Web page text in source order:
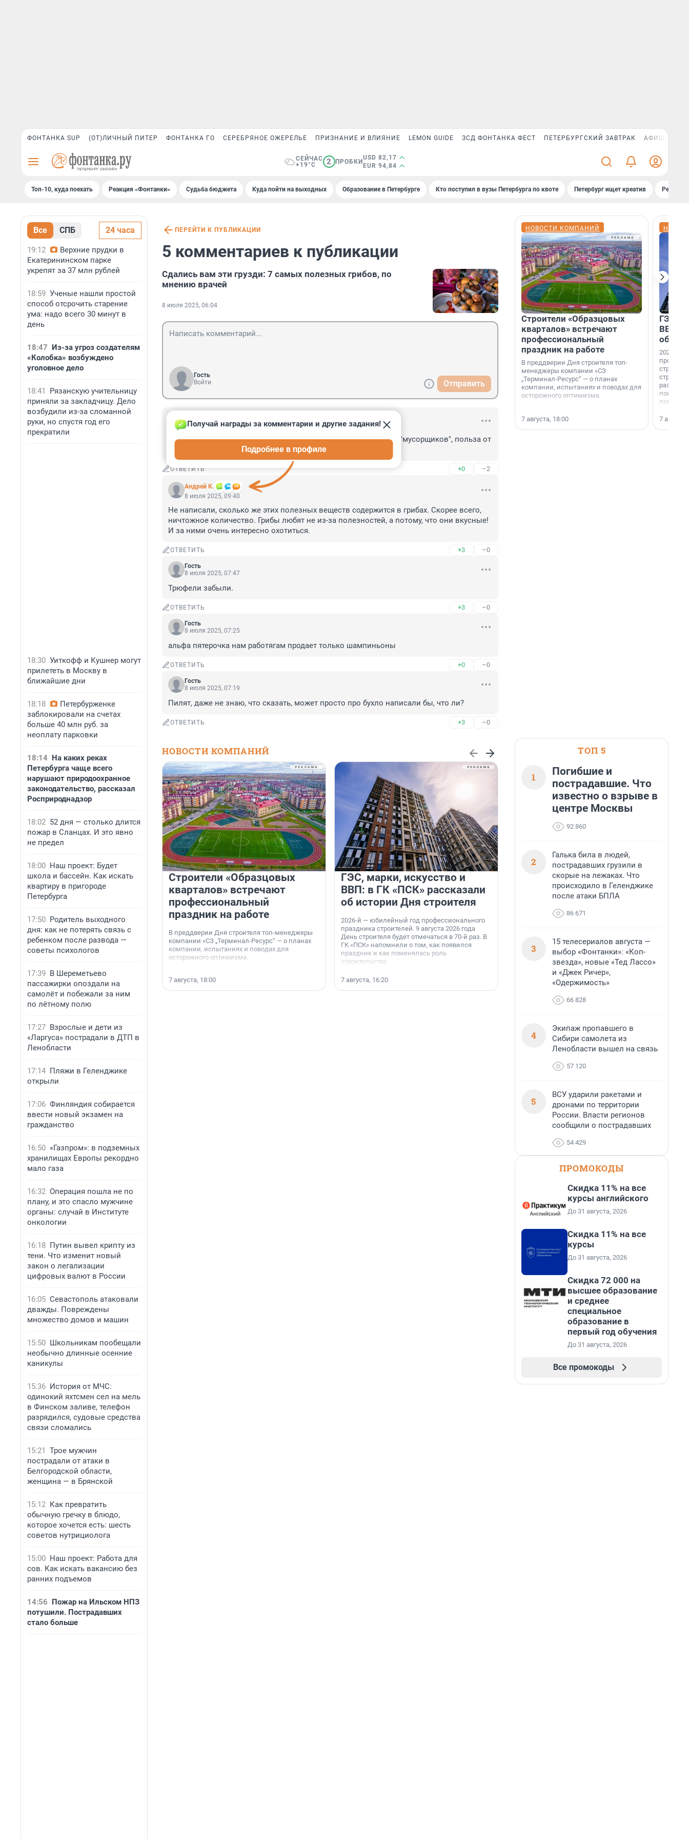
ФОНТАНКА SUP (ОТ)ЛИЧНЫЙ ПИТЕР ФОНТАНКА ГО СЕРЕБРЯНОЕ ОЖЕРЕЛЬЕ ПРИЗНАНИЕ И ВЛИЯНИЕ LEMON GUIDE ЗСД ФОНТАНКА ФЕСТ ПЕТЕРБУРГСКИЙ ЗАВТРАК АФИША PLUS
СЕЙЧАС
+19°C
2 ПРОБКИ
USD 82,17
EUR 94,84
Топ-10, куда поехать Реакция «Фонтанки» Судьба бюджета Куда пойти на выходных Образование в Петербурге Кто поступил в вузы Петербурга по квоте Петербург ищет креатив
Все СПБ 24 часа
19:12
Верхние прудки в
Екатерининском парке
укрепят за 37 млн рублей
18:59 Ученые нашли простой
способ отсрочить старение
ума: надо всего 30 минут в
день
18:47 Из-за угроз создателям
«Колобка» возбуждено
уголовное дело
18:41
Рязанскую учительницу
приняли за закладчицу. Дело
возбудили из-за сломанной
руки, но спустя год его
прекратили
18:30 Уиткофф и Кушнер могут
прилететь в Москву в
ближайшие дни
18:18
Петербурженке
заблокировали на счетах
больше 40 млн руб. за
неоплату парковки
18:14 На каких реках
Петербурга чаще всего
нарушают природоохранное
законодательство, рассказал
Росприроднадзор
18:02 52 дня — столько длится
пожар в Сланцах. И это явно
не предел
18:00 Наш проект: Будет
школа и бассейн. Как искать
квартиру в пригороде
Петербурга
17:50 Родитель выходного
дня: как не потерять связь с
ребенком после развода —
советы психологов
17:39 В Шереметьево
пассажирки опоздали на
самолёт и побежали за ним
по лётному полю
17:27 Взрослые и дети из
«Ларгуса» пострадали в ДТП в
Ленобласти
17:14 Пляжи в Геленджике
открыли
17:06 Финляндия собирается
ввести новый экзамен на
гражданство
16:50 «Газпром»: в подземных
хранилищах Европы рекордно
мало газа
16:32 Операция пошла не по
плану, и это спасло мужчине
органы: случай в Институте
онкологии
16:18 Путин вывел крипту из
тени. Что изменит новый
закон о легализации
цифровых валют в России
16:05 Севастополь атаковали
дважды. Повреждены
множество домов и машин
15:50 Школьникам пообещали
необычно длинные осенние
каникулы
15:36 История от МЧС:
одинокий яхтсмен сел на мель
в Финском заливе, телефон
разрядился, судовые средства
связи сломались
15:21 Трое мужчин
пострадали от атаки в
Белгородской области,
женщина — в Брянской
15:12 Как превратить
обычную гречку в блюдо,
которое хочется есть: шесть
советов нутрициолога
15:00 Наш проект: Работа для
сов. Как искать вакансию без
ранних подъемов
14:56 Пожар на Ильском НПЗ
потушили. Пострадавших
стало больше
ПЕРЕЙТИ К ПУБЛИКАЦИИ
5 комментариев к публикации
Сдались вам эти грузди: 7 самых полезных грибов, по
мнению врачей
8 июля 2025, 06:04
Гость
Войти
Отправить
8 июля 2025, 11:44
С учетом того, что в пищевой цепочке грибы выполняют роль "мусорщиков", польза от
употребления их в пищу весьма сомнительна.
ОТВЕТИТЬ +0 –2
Андрей К.
Получай награды за комментарии и другие задания!
Подробнее в профиле
8 июля 2025, 09:40
Не написали, сколько же этих полезных веществ содержится в грибах. Скорее всего,
ничтожное количество. Грибы любят не из-за полезностей, а потому, что они вкусные!
И за ними очень интересно охотиться.
ОТВЕТИТЬ +3 –0
Гость
8 июля 2025, 07:47
Трюфели забыли.
ОТВЕТИТЬ +3 –0
Гость
8 июля 2025, 07:25
альфа пятерочка нам работягам продает только шампиньоны
ОТВЕТИТЬ +0 –0
Гость
8 июля 2025, 07:19
Пилят, даже не знаю, что сказать, может просто про бухло написали бы, что ли?
ОТВЕТИТЬ +3 –0
НОВОСТИ КОМПАНИЙ
Строители «Образцовых
кварталов» встречают
профессиональный
праздник на работе
В преддверии Дня строителя топ-менеджеры
компании «СЗ „Терминал-Ресурс“ — о планах
компании, испытаниях и поводах для
осторожного оптимизма.
7 августа, 18:00
ГЭС, марки, искусство и
ВВП: в ГК «ПСК» рассказали
об истории Дня строителя
2026-й — юбилейный год профессионального
праздника строителей. 9 августа 2026 года
День строителя будет отмечаться в 70-й раз. В
ГК «ПСК» напомнили о том, как появился
праздник и как поменялась роль
строительства.
7 августа, 16:20
На водоёмах Ленобласти
заработали новые базовые
станции МегаФона
Инженеры МегаФона установили телеком-
Ленинградской области. Базовые станции
вблизи Лемболовского и Раздолинского озёр,
а также недалеко от Большого Тосненского
7 августа, 14:59
НОВОСТИ КОМПАНИЙ
Строители «Образцовых
кварталов» встречают
профессиональный
праздник на работе
В преддверии Дня строителя топ-
менеджеры компании «СЗ
„Терминал-Ресурс“ — о планах
компании, испытаниях и поводах для
осторожного оптимизма.
7 августа, 18:00
ГЭС,
ВВП: в
об
2026-й —
раз. В
7
ТОП 5
1
Погибшие и
пострадавшие. Что
известно о взрыве в
центре Москвы
92 860
2
Галька била в людей,
пострадавших грузили в
скорые на лежаках. Что
происходило в Геленджике
после атаки БПЛА
86 671
3
15 телесериалов августа —
выбор «Фонтанки»: «Коп-
звезда», новые «Тед Лассо»
и «Джек Ричер»,
«Одержимость»
66 828
4
Экипаж пропавшего в
Сибири самолета из
Ленобласти вышел на связь
57 120
5
ВСУ ударили ракетами и
дронами по территории
России. Власти регионов
сообщили о пострадавших
54 429
ПРОМОКОДЫ
Скидка 11% на все
курсы английского
До 31 августа, 2026
Скидка 11% на все
курсы
До 31 августа, 2026
Скидка 72 000 на
высшее образование
и среднее
специальное
образование в
первый год обучения
До 31 августа, 2026
Все промокоды